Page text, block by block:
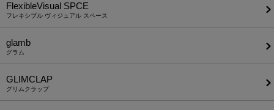
FlexibleVisual SPCE
フレキシブル ヴィジュアル スペース
glamb
グラム
GLIMCLAP
グリムクラップ